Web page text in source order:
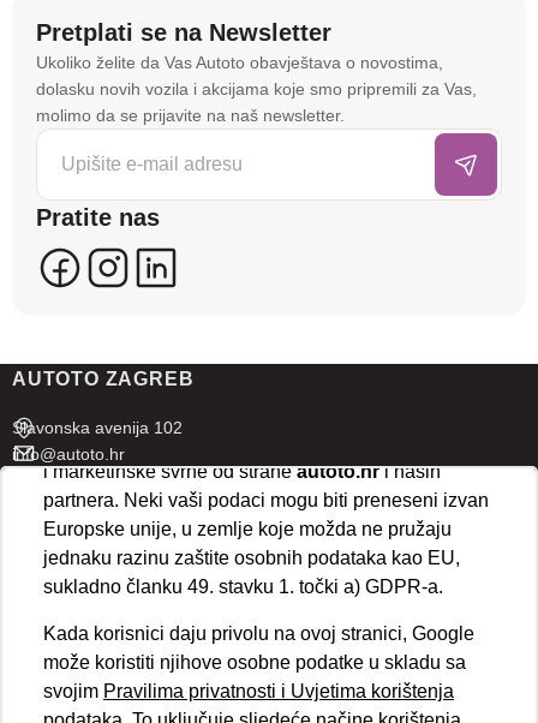
Pretplati se na Newsletter
Ukoliko želite da Vas Autoto obavještava o novostima,
dolasku novih vozila i akcijama koje smo pripremili za Vas,
molimo da se prijavite na naš newsletter.
Pratite nas
AUTOTO ZAGREB
Slavonska avenija 102
info@autoto.hr
Pon - Pet 07:30-18:00
Sub 08:00-13:00
AUTOTO SPLIT
info@autoto.hr
Pon - Pet 08:00-17:00
Sub 08:00-13:00
Na stranici
tehnologije kako bismo spremali i pristupali
informacijama na vašem uređaju. To nam omogućuje
da poboljšamo funkcionalnost stranice, analiziramo
posjećenost te prikazujemo personalizirane oglase i
sadržaje koji bi vas mogli zanimati. U tu svrhu mogu
se kreirati korisnički profili koji povezuju podatke s
više uređaja i web lokacija. Naši partneri također
koriste ove tehnologije.
ispravno funkcioniranje stranice. Odabirom
kolačića na vaš uređaj i njihovu obradu za analitičke
i marketinške svrhe od straneautoto.hri naših
partnera. Neki vaši podaci mogu biti preneseni izvan
Europske unije, u zemlje koje možda ne pružaju
jednaku razinu zaštite osobnih podataka kao EU,
sukladno članku 49. stavku 1. točki a) GDPR-a.
Kada korisnici daju privolu na ovoj stranici, Google
može koristiti njihove osobne podatke u skladu sa
svojim Pravilima privatnosti i Uvjetima korištenja